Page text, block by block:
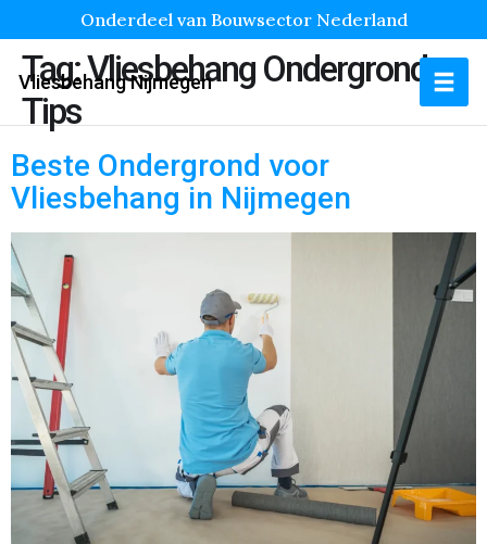
Onderdeel van Bouwsector Nederland
Vliesbehang Nijmegen
Tag:Vliesbehang Ondergrond
Tips
Beste Ondergrond voor
Vliesbehang in Nijmegen